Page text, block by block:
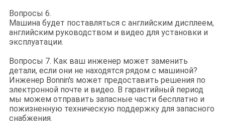
Вопросы 6.
Машина будет поставляться с английским дисплеем,
английским руководством и видео для установки и
эксплуатации.
Вопросы 7. Как ваш инженер может заменить
детали, если они не находятся рядом с машиной?
Инженер Bonnin's может предоставить решения по
электронной почте и видео. В гарантийный период
мы можем отправить запасные части бесплатно и
пожизненную техническую поддержку для запасного
снабжения.